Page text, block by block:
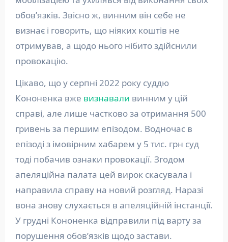
обов’язків. Звісно ж, винним він себе не
визнає і говорить, що ніяких коштів не
отримував, а щодо нього нібито здійснили
провокацію.
Цікаво, що у серпні 2022 року суддю
Кононенка вже визнавали винним у цій
справі, але лише частково за отримання 500
гривень за першим епізодом. Водночас в
епізоді з імовірним хабарем у 5 тис. грн суд
тоді побачив ознаки провокації. Згодом
апеляційна палата цей вирок скасувала і
направила справу на новий розгляд. Наразі
вона знову слухається в апеляційній інстанції.
У грудні Кононенка відправили під варту за
порушення обов’язків щодо застави.